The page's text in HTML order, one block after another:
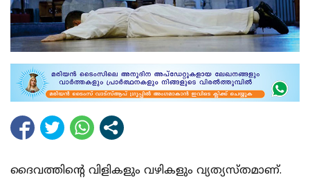
ദൈവത്തിന്റെ വിളികളും വഴികളും വ്യത്യസ്തമാണ്.